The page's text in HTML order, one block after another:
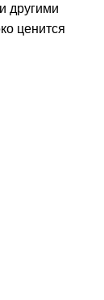
другими
ценится